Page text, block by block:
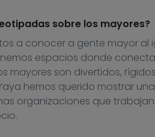
sobre los mayores?
a conocer a gente mayor
espacios donde
mayores son divertidos,
hemos querido mostrar
organizaciones que